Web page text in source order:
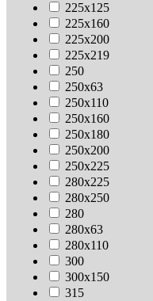
225х125
225х160
225х200
225х219
250
250х63
250х110
250х160
250х180
250х200
250х225
280х225
280х250
280
280х63
280х110
300
300х150
315